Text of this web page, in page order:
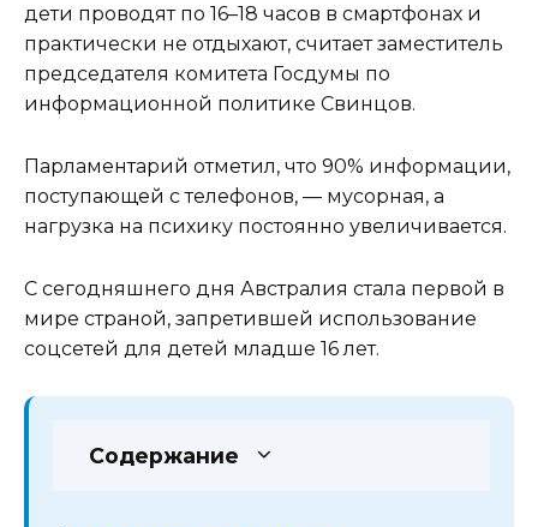
дети проводят по 16–18 часов в смартфонах и
практически не отдыхают, считает заместитель
председателя комитета Госдумы по
информационной политике Свинцов.
Парламентарий отметил, что 90% информации,
поступающей с телефонов, — мусорная, а
нагрузка на психику постоянно увеличивается.
С сегодняшнего дня Австралия стала первой в
мире страной, запретившей использование
соцсетей для детей младше 16 лет.
Содержание